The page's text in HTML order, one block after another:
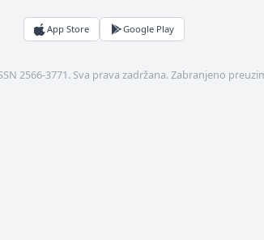
App Store Google Play
2566-3771. Sva prava zadržana. Zabranjeno